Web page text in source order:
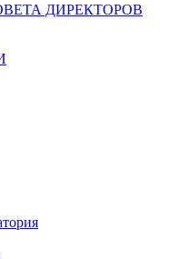
ДИРЕКТОРОВ